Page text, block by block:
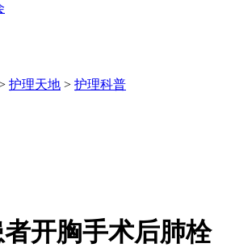
护理天地 > 护理科普
开胸手术后肺栓